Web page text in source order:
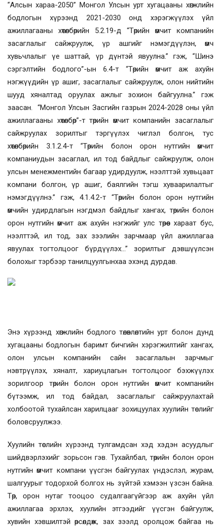
“Алсын хараа-2050” Монгол Улсын урт хугацааны хөгжлийн
бодлогын хүрээнд 2021-2030 онд хэрэгжүүлэх үйл
ажиллагааны хөтөлбөрийн 5.2.19-д “Төрийн өмчит компанийн
засаглалыг сайжруулж, үр ашгийг нэмэгдүүлэн, өмч
хувьчлалыг үе шаттай, үр дүнтэй явуулна.” гэж, “Шинэ
сэргэлтийн бодлого”-ын 6.4-т “Төрийн өмчит аж ахуйн
нэгжүүдийн үр ашиг, засаглалыг сайжруулж, олон нийтийн
шууд хяналтад оруулах ажлыг зохион байгуулна.” гэж
заасан. “Монгол Улсын Засгийн газрын 2024-2028 оны үйл
ажиллагааны хөтөлбөр”-т төрийн өмчит компанийн засаглалыг
сайжруулах зорилтыг тэргүүлэх чиглэл болгон, тус
хөтөлбөрийн 3.1.2.4-т “Төрийн болон орон нутгийн өмчит
компаниудын засаглал, ил тод байдлыг сайжруулж, олон
улсын менежментийн багаар удирдуулж, нээлттэй хувьцаат
компани болгон, үр ашиг, баялгийн тэгш хуваарилалтыг
нэмэгдүүлнэ.” гэж, 4.1.4.2-т “Төрийн болон орон нутгийн
өмчийн удирдлагын нэгдмэл байдлыг хангах, төрийн болон
орон нутгийн өмчит аж ахуйн нэгжийг улс төрөөс хараат бус,
нээлттэй, ил тод, зах зээлийн зарчмаар үйл ажиллагаа
явуулах тогтолцоог бүрдүүлэх...” зорилтыг дэвшүүлсэн
болохыг тэрбээр танилцуулгынхаа эхэнд дурдав.
Энэ хүрээнд хөгжлийн бодлого төлөвлөлтийн урт болон дунд
хугацааны бодлогын баримт бичгийн хэрэгжилтийг хангах,
олон улсын компанийн сайн засаглалын зарчмыг
нэвтрүүлэх, хяналт, хариуцлагын тогтолцоог бэхжүүлэх
зорилгоор төрийн болон орон нутгийн өмчит компанийн
бүтээмж, ил тод байдал, засаглалыг сайжруулахтай
холбоотой тухайлсан харилцааг зохицуулах хуулийн төслийг
боловсруулжээ.
Хуулийн төслийн хүрээнд тулгамдсан хэд хэдэн асуудлыг
шийдвэрлэхийг зорьсон гэв. Тухайлбал, төрийн болон орон
нутгийн өмчит компани үүсгэн байгуулах үндэслэл, журам,
шалгуурыг тодорхой болгох нь зүйтэй хэмээн үзсэн байна.
Төр, орон нутаг тооцоо судалгаагүйгээр аж ахуйн үйл
ажиллагаа эрхлэх, хуулийн этгээдийг үүсгэн байгуулж,
хувийн хэвшилтэй өрсөлдөж, зах зээлд оролцож байгаа нь